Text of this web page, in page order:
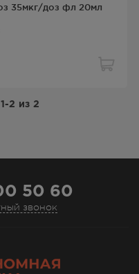
35мкг/доз фл 20мл
1-2 из 2
50 60
звонок